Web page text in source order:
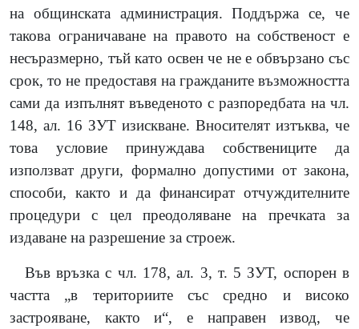
на общинската администрация. Поддържа се, че
такова ограничаване на правото на собственост е
несъразмерно, тъй като освен че не е обвързано със
срок, то не предоставя на гражданите възможността
сами да изпълнят въведеното с разпоредбата на чл.
148, ал. 16 ЗУТ изискване. Вносителят изтъква, че
това условие принуждава собствениците да
използват други, формално допустими от закона,
способи, както и да финансират отчуждителните
процедури с цел преодоляване на пречката за
издаване на разрешение за строеж.
Във връзка с чл. 178, ал. 3, т. 5 ЗУТ, оспорен в
частта „в териториите със средно и високо
застрояване, както и“, е направен извод, че